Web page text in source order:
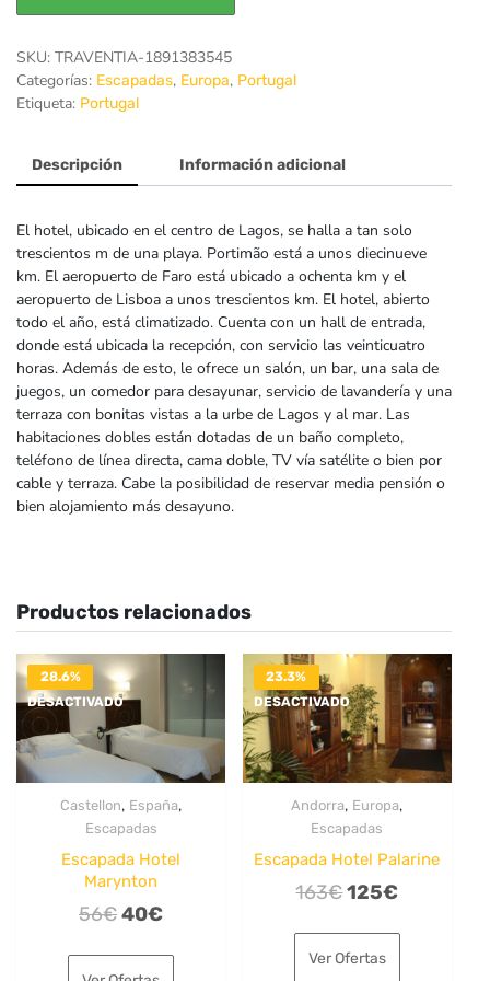
SKU: TRAVENTIA-1891383545
Categorías: Escapadas, Europa, Portugal
Etiqueta: Portugal
Descripción Información adicional
El hotel, ubicado en el centro de Lagos, se halla a tan solo
trescientos m de una playa. Portimão está a unos diecinueve
km. El aeropuerto de Faro está ubicado a ochenta km y el
aeropuerto de Lisboa a unos trescientos km. El hotel, abierto
todo el año, está climatizado. Cuenta con un hall de entrada,
donde está ubicada la recepción, con servicio las veinticuatro
horas. Además de esto, le ofrece un salón, un bar, una sala de
juegos, un comedor para desayunar, servicio de lavandería y una
terraza con bonitas vistas a la urbe de Lagos y al mar. Las
habitaciones dobles están dotadas de un baño completo,
teléfono de línea directa, cama doble, TV vía satélite o bien por
cable y terraza. Cabe la posibilidad de reservar media pensión o
bien alojamiento más desayuno.
Productos relacionados
28.6%
DESACTIVADO
Castellon, España,
Escapadas
Escapada Hotel
Marynton
56€El
original
40€El
23.3%
DESACTIVADO
Andorra, Europa,
Escapadas
Escapada Hotel Palarine
163€El
original
125€El
Ver Ofertas